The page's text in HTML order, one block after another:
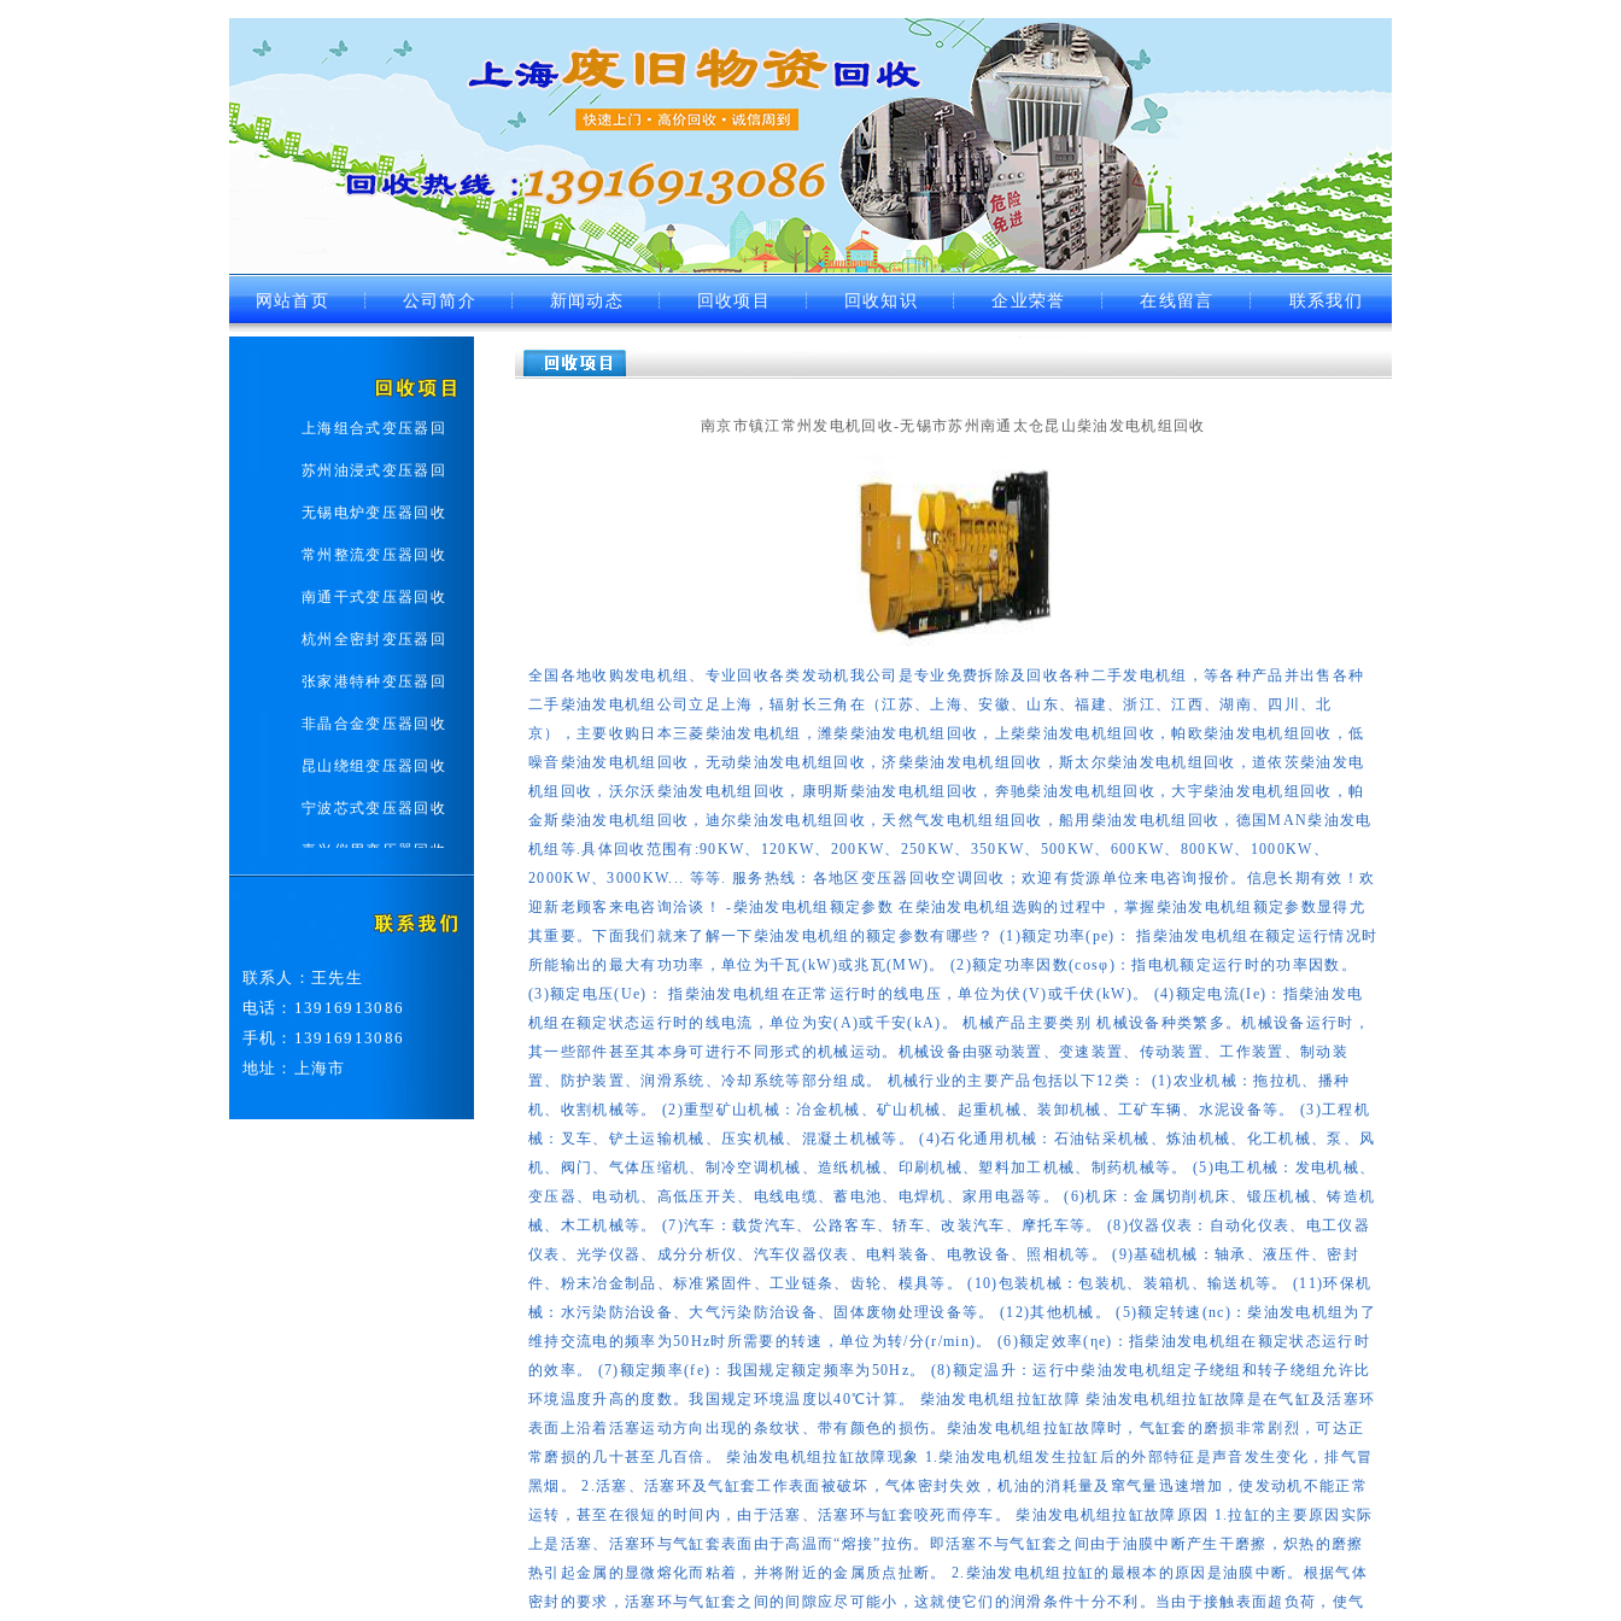
网站首页 ┊ 公司简介 ┊ 新闻动态 ┊ 回收项目 ┊ 回收知识 ┊ 企业荣誉 ┊ 在线留言 ┊ 联系我们
上海组合式变压器回
苏州油浸式变压器回
无锡电炉变压器回收
常州整流变压器回收
南通干式变压器回收
杭州全密封变压器回
张家港特种变压器回
非晶合金变压器回收
昆山绕组变压器回收
宁波芯式变压器回收
嘉兴仪用变压器回收
二手配电柜整流柜回
废旧电线电缆回收
上海中央空调回收
联系人：王先生
电话：13916913086
手机：13916913086
地址：上海市
南京市镇江常州发电机回收-无锡市苏州南通太仓昆山柴油发电机组回收
全国各地收购发电机组、专业回收各类发动机我公司是专业免费拆除及回收各种二手发电机组，等各种产品并出售各种
二手柴油发电机组公司立足上海，辐射长三角在（江苏、上海、安徽、山东、福建、浙江、江西、湖南、四川、北
京），主要收购日本三菱柴油发电机组，潍柴柴油发电机组回收，上柴柴油发电机组回收，帕欧柴油发电机组回收，低
噪音柴油发电机组回收，无动柴油发电机组回收，济柴柴油发电机组回收，斯太尔柴油发电机组回收，道依茨柴油发电
机组回收，沃尔沃柴油发电机组回收，康明斯柴油发电机组回收，奔驰柴油发电机组回收，大宇柴油发电机组回收，帕
金斯柴油发电机组回收，迪尔柴油发电机组回收，天然气发电机组组回收，船用柴油发电机组回收，德国MAN柴油发电
机组等.具体回收范围有:90KW、120KW、200KW、250KW、350KW、500KW、600KW、800KW、1000KW、
2000KW、3000KW... 等等. 服务热线：各地区变压器回收空调回收；欢迎有货源单位来电咨询报价。信息长期有效！欢
迎新老顾客来电咨询洽谈！ -柴油发电机组额定参数 在柴油发电机组选购的过程中，掌握柴油发电机组额定参数显得尤
其重要。下面我们就来了解一下柴油发电机组的额定参数有哪些？ (1)额定功率(pe)： 指柴油发电机组在额定运行情况时
所能输出的最大有功功率，单位为千瓦(kW)或兆瓦(MW)。 (2)额定功率因数(cosφ)：指电机额定运行时的功率因数。
(3)额定电压(Ue)： 指柴油发电机组在正常运行时的线电压，单位为伏(V)或千伏(kW)。 (4)额定电流(Ie)：指柴油发电
机组在额定状态运行时的线电流，单位为安(A)或千安(kA)。 机械产品主要类别 机械设备种类繁多。机械设备运行时，
其一些部件甚至其本身可进行不同形式的机械运动。机械设备由驱动装置、变速装置、传动装置、工作装置、制动装
置、防护装置、润滑系统、冷却系统等部分组成。 机械行业的主要产品包括以下12类： (1)农业机械：拖拉机、播种
机、收割机械等。 (2)重型矿山机械：冶金机械、矿山机械、起重机械、装卸机械、工矿车辆、水泥设备等。 (3)工程机
械：叉车、铲土运输机械、压实机械、混凝土机械等。 (4)石化通用机械：石油钻采机械、炼油机械、化工机械、泵、风
机、阀门、气体压缩机、制冷空调机械、造纸机械、印刷机械、塑料加工机械、制药机械等。 (5)电工机械：发电机械、
变压器、电动机、高低压开关、电线电缆、蓄电池、电焊机、家用电器等。 (6)机床：金属切削机床、锻压机械、铸造机
械、木工机械等。 (7)汽车：载货汽车、公路客车、轿车、改装汽车、摩托车等。 (8)仪器仪表：自动化仪表、电工仪器
仪表、光学仪器、成分分析仪、汽车仪器仪表、电料装备、电教设备、照相机等。 (9)基础机械：轴承、液压件、密封
件、粉末冶金制品、标准紧固件、工业链条、齿轮、模具等。 (10)包装机械：包装机、装箱机、输送机等。 (11)环保机
械：水污染防治设备、大气污染防治设备、固体废物处理设备等。 (12)其他机械。 (5)额定转速(nc)：柴油发电机组为了
维持交流电的频率为50Hz时所需要的转速，单位为转/分(r/min)。 (6)额定效率(ηe)：指柴油发电机组在额定状态运行时
的效率。 (7)额定频率(fe)：我国规定额定频率为50Hz。 (8)额定温升：运行中柴油发电机组定子绕组和转子绕组允许比
环境温度升高的度数。我国规定环境温度以40℃计算。 柴油发电机组拉缸故障 柴油发电机组拉缸故障是在气缸及活塞环
表面上沿着活塞运动方向出现的条纹状、带有颜色的损伤。柴油发电机组拉缸故障时，气缸套的磨损非常剧烈，可达正
常磨损的几十甚至几百倍。 柴油发电机组拉缸故障现象 1.柴油发电机组发生拉缸后的外部特征是声音发生变化，排气冒
黑烟。 2.活塞、活塞环及气缸套工作表面被破坏，气体密封失效，机油的消耗量及窜气量迅速增加，使发动机不能正常
运转，甚至在很短的时间内，由于活塞、活塞环与缸套咬死而停车。 柴油发电机组拉缸故障原因 1.拉缸的主要原因实际
上是活塞、活塞环与气缸套表面由于高温而“熔接”拉伤。即活塞不与气缸套之间由于油膜中断产生干磨擦，炽热的磨擦
热引起金属的显微熔化而粘着，并将附近的金属质点扯断。 2.柴油发电机组拉缸的最根本的原因是油膜中断。根据气体
密封的要求，活塞环与气缸套之间的间隙应尽可能小，这就使它们的润滑条件十分不利。当由于接触表面超负荷，使气